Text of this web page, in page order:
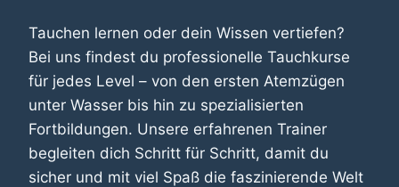
Tauchen lernen oder dein Wissen vertiefen?
Bei uns findest du professionelle Tauchkurse
für jedes Level – von den ersten Atemzügen
unter Wasser bis hin zu spezialisierten
Fortbildungen. Unsere erfahrenen Trainer
begleiten dich Schritt für Schritt, damit du
sicher und mit viel Spaß die faszinierende Welt